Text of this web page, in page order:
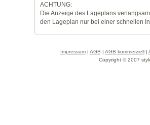
ACHTUNG:
Die Anzeige des Lageplans
den Lageplan nur bei einer schnellen
Impressum| AGB | AGB kommerziell|
Copyright © 2007